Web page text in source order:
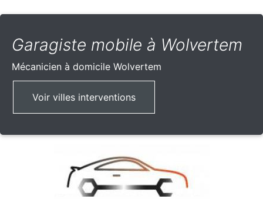
Garagiste mobile à Wolvertem
Mécanicien à domicile Wolvertem
Voir villes interventions